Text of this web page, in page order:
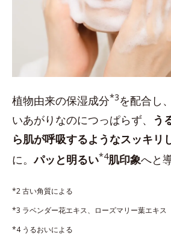
植物由来の保湿成分*3を配合し
いあがりなのにつっぱらず、 う
ら肌が呼吸するようなスッキリ
に。パッと明るい*4肌印象へと
*2 古い角質による
*3 ラベンダー花エキス、ローズマリー葉エキス
*4 うるおいによる